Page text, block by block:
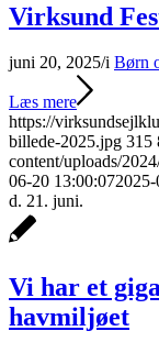
Virksund
juni 20, 2025/i Børn
Læs mere
https://
billede-2025.jpg 315
content/uploads/
06-20 13:00:07
d. 21. juni.
Vi har et
havmiljøet